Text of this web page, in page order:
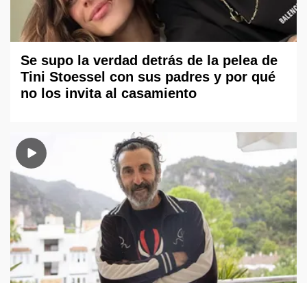
Se supo la verdad detrás de la pelea de
Tini Stoessel con sus padres y por qué
no los invita al casamiento